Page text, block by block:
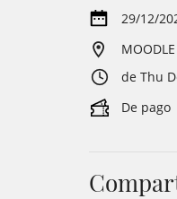
29/12/
MOODLE
de Thu
De pago